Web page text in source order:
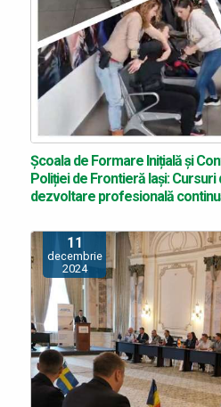
Școala de Formare Inițială și
Poliției de Frontieră Iași:
dezvoltare profesională
11
decembrie
2024